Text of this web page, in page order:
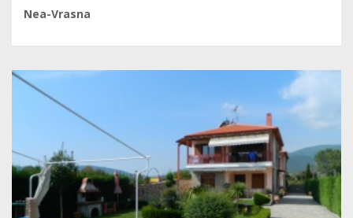
Nea-Vrasna